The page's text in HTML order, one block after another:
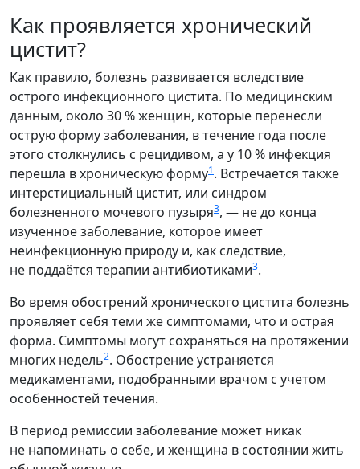
Как проявляется хронический
цистит?
Как правило, болезнь развивается вследствие
острого инфекционного цистита. По медицинским
данным, около 30 % женщин, которые перенесли
острую форму заболевания, в течение года после
этого столкнулись с рецидивом, а у 10 % инфекция
перешла в хроническую форму1. Встречается также
интерстициальный цистит, или синдром
болезненного мочевого пузыря3, — не до конца
изученное заболевание, которое имеет
неинфекционную природу и, как следствие,
не поддаётся терапии антибиотиками3.
Во время обострений хронического цистита болезнь
проявляет себя теми же симптомами, что и острая
форма. Симптомы могут сохраняться на протяжении
многих недель2. Обострение устраняется
медикаментами, подобранными врачом с учетом
особенностей течения.
В период ремиссии заболевание может никак
не напоминать о себе, и женщина в состоянии жить